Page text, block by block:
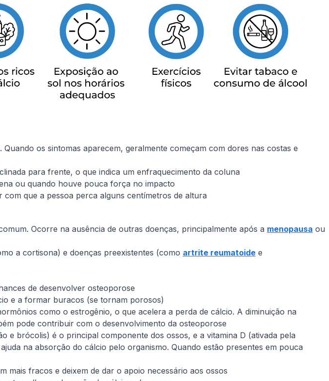
os sintomas aparecem, geralmente começam com dores nas costas e
para frente, o que indica um enfraquecimento da coluna
ou quando houve pouca força no impacto
que a pessoa perca alguns centímetros de altura
Ocorre na ausência de outras doenças, principalmente após a menopausa ou
a cortisona) e doenças preexistentes (como artrite reumatoide e
de desenvolver osteoporose
e a formar buracos (se tornam porosos)
como o estrogênio, o que acelera a perda de cálcio. A diminuição na
pode contribuir com o desenvolvimento da osteoporose
e brócolis) é o principal componente dos ossos, e a vitamina D (ativada pela
na absorção do cálcio pelo organismo. Quando estão presentes em pouca
mais fracos e deixem de dar o apoio necessário aos ossos